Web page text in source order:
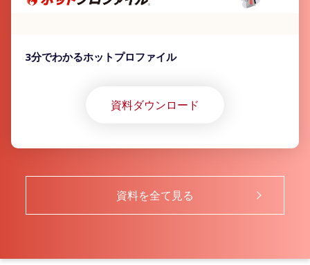
3分でわかるホットプロファイル
資料ダウンロード
資料を全て見る